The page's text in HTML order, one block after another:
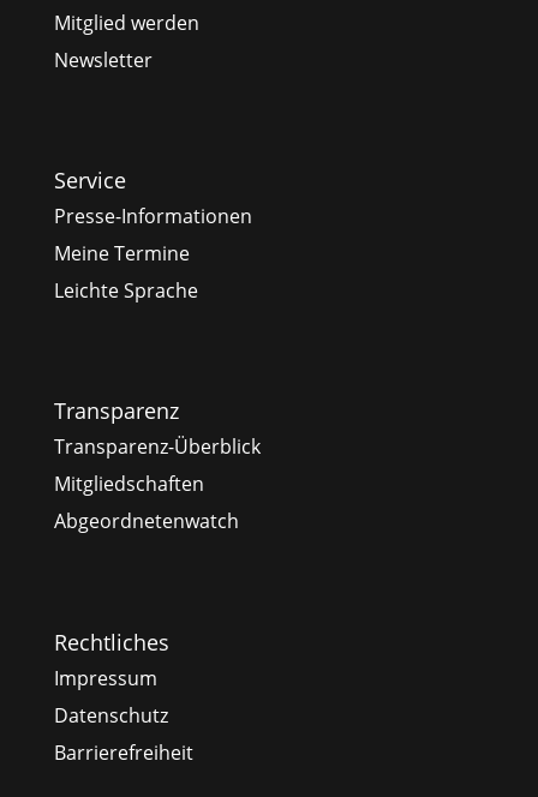
Mitglied werden
Newsletter
Service
Presse-Informationen
Meine Termine
Leichte Sprache
Transparenz
Transparenz-Überblick
Mitgliedschaften
Abgeordnetenwatch
Rechtliches
Impressum
Datenschutz
Barrierefreiheit